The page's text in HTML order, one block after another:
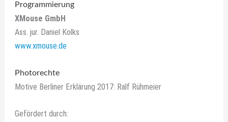
Programmierung
XMouse GmbH
Ass. jur. Daniel Kolks
www.xmouse.de
Photorechte
Motive Berliner Erklärung 2017: Ralf Rühmeier
Gefördert durch: